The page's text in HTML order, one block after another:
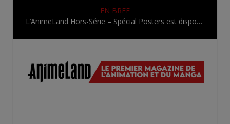
EN BREF
L’AnimeLand Hors-Série – Spécial Posters est disponible !